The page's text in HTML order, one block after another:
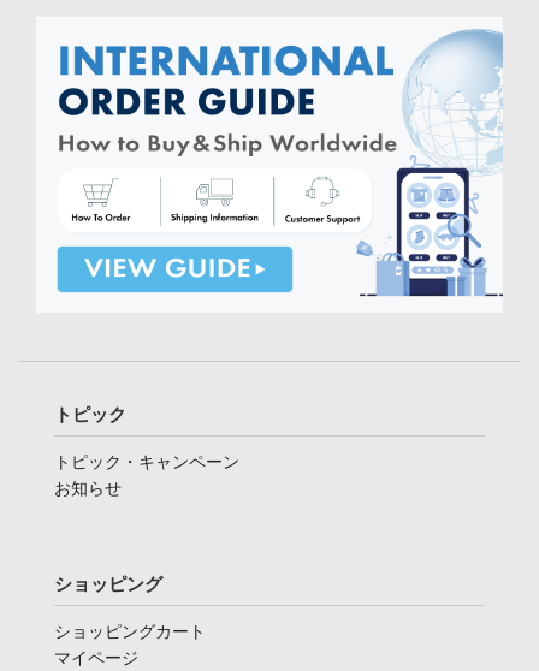
トピック
トピック・キャンペーン
お知らせ
ショッピング
ショッピングカート
マイページ